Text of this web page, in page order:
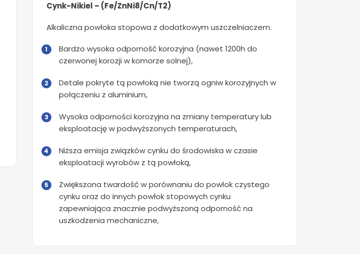
Cynk-Nikiel – (Fe/ZnNi8/Cn/T2)
Alkaliczna powłoka stopowa z dodatkowym uszczelniaczem.
Bardzo wysoka odporność korozyjna (nawet 1200h do
czerwonej korozji w komorze solnej),
Detale pokryte tą powłoką nie tworzą ogniw korozyjnych w
połączeniu z aluminium,
Wysoka odporności korozyjna na zmiany temperatury lub
eksploatację w podwyższonych temperaturach,
Niższa emisja związków cynku do środowiska w czasie
eksploatacji wyrobów z tą powłoką,
Zwiększona twardość w porównaniu do powłok czystego
cynku oraz do innych powłok stopowych cynku
zapewniająca znacznie podwyższoną odporność na
uszkodzenia mechaniczne,